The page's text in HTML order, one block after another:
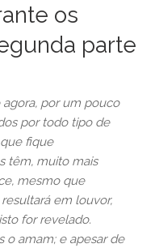
os
parte
por um pouco
por todo tipo de
fique
têm, muito mais
mesmo que
em louvor,
for revelado.
o amam; e apesar de